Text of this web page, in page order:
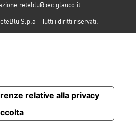
S.p.a - Tutti i diritti riservati.
relative alla privacy